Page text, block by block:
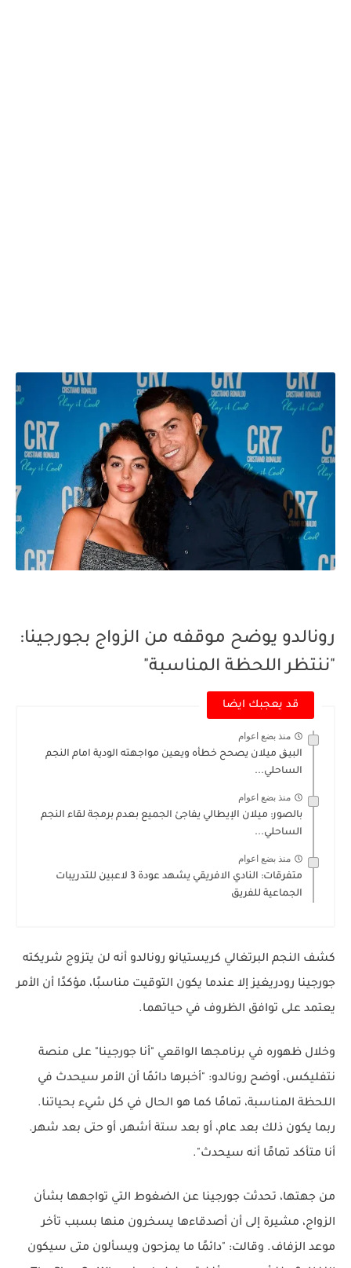
رونالدو يوضح موقفه من الزواج بجورجينا:
"ننتظر اللحظة المناسبة"
قد يعجبك ايضا
منذ بضع اعوام
البيڨ ميلان يصحح خطأه ويعين مواجهته الودية امام النجم
الساحلي...
منذ بضع اعوام
بالصور: ميلان الإيطالي يفاجئ الجميع بعدم برمجة لقاء النجم
الساحلي...
منذ بضع اعوام
متفرقات: النادي الافريقي يشهد عودة 3 لاعبين للتدريبات
الجماعية للفريق
كشف النجم البرتغالي كريستيانو رونالدو أنه لن يتزوج شريكته
جورجينا رودريغيز إلا عندما يكون التوقيت مناسبًا، مؤكدًا أن الأمر
يعتمد على توافق الظروف في حياتهما.
وخلال ظهوره في برنامجها الواقعي "أنا جورجينا" على منصة
نتفليكس، أوضح رونالدو: "أخبرها دائمًا أن الأمر سيحدث في
اللحظة المناسبة، تمامًا كما هو الحال في كل شيء بحياتنا.
ربما يكون ذلك بعد عام، أو بعد ستة أشهر، أو حتى بعد شهر.
أنا متأكد تمامًا أنه سيحدث".
من جهتها، تحدثت جورجينا عن الضغوط التي تواجهها بشأن
الزواج، مشيرة إلى أن أصدقاءها يسخرون منها بسبب تأخر
موعد الزفاف. وقالت: "دائمًا ما يمزحون ويسألون متى سيكون